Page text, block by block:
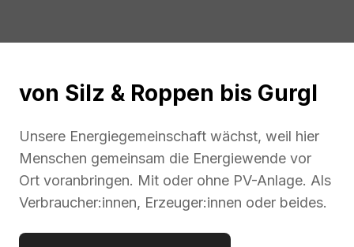
von Silz & Roppen bis Gurgl
Unsere Energiegemeinschaft wächst, weil hier
Menschen gemeinsam die Energiewende vor
Ort voranbringen. Mit oder ohne PV-Anlage. Als
Verbraucher:innen, Erzeuger:innen oder beides.